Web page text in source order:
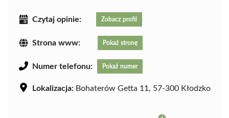
Czytaj opinie: Zobacz profil
Strona www: Pokaż stronę
Numer telefonu: Pokaż numer
Lokalizacja: Bohaterów Getta 11, 57-300 Kłodzko